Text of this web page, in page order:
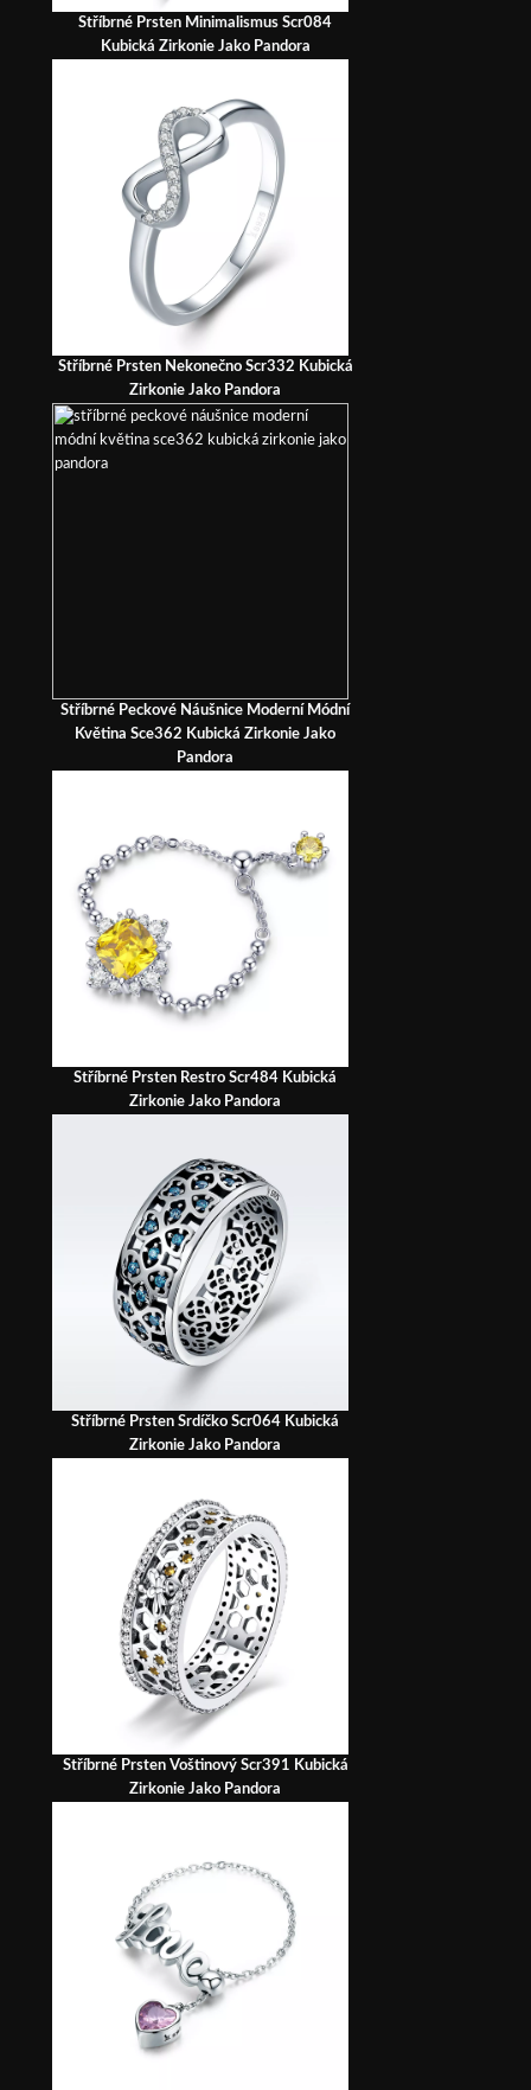
Stříbrné Prsten Minimalismus Scr084
Kubická Zirkonie Jako Pandora
Stříbrné Prsten Nekonečno Scr332 Kubická
Zirkonie Jako Pandora
Stříbrné Peckové Náušnice Moderní Módní
Květina Sce362 Kubická Zirkonie Jako
Pandora
Stříbrné Prsten Restro Scr484 Kubická
Zirkonie Jako Pandora
Stříbrné Prsten Srdíčko Scr064 Kubická
Zirkonie Jako Pandora
Stříbrné Prsten Voštinový Scr391 Kubická
Zirkonie Jako Pandora